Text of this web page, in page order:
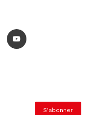
S'abonner